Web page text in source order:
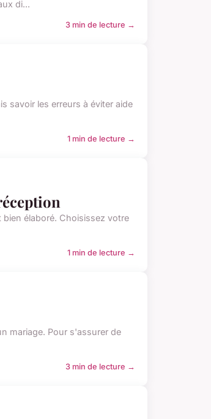
di...
3 min de lecture →
savoir les erreurs à éviter aide
1 min de lecture →
élaboré. Choisissez votre
1 min de lecture →
mariage. Pour s'assurer de
3 min de lecture →